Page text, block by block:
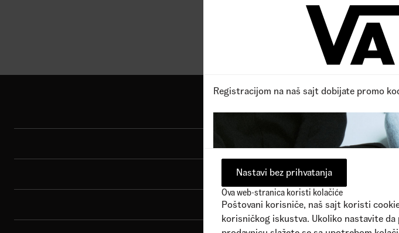
U slučaju dodatnih pitanja možete
pozivom na +381114428300
Registracijom na naš sajt dobijate promo
Nastavi bez prihvatanja
Ova web-stranica koristi kolačiće
Poštovani korisniče, naš sajt koristi
korisničkog iskustva. Ukoliko nastavite